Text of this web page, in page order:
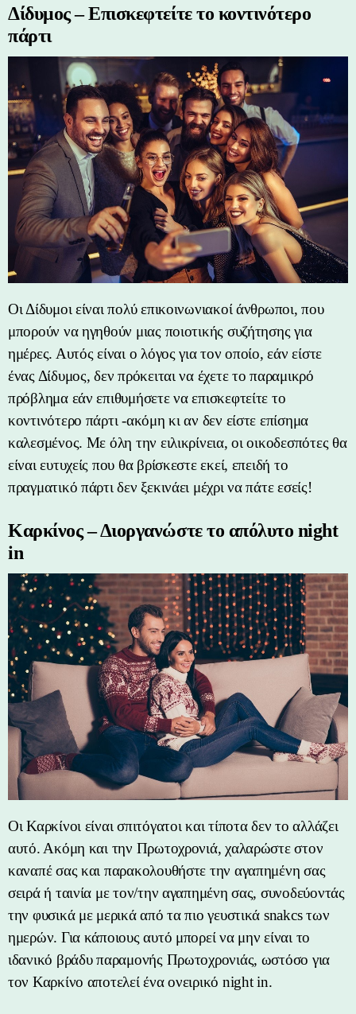
Δίδυμος – Επισκεφτείτε το κοντινότερο
πάρτι
Οι Δίδυμοι είναι πολύ επικοινωνιακοί άνθρωποι, που
μπορούν να ηγηθούν μιας ποιοτικής συζήτησης για
ημέρες. Αυτός είναι ο λόγος για τον οποίο, εάν είστε
ένας Δίδυμος, δεν πρόκειται να έχετε το παραμικρό
πρόβλημα εάν επιθυμήσετε να επισκεφτείτε το
κοντινότερο πάρτι -ακόμη κι αν δεν είστε επίσημα
καλεσμένος. Με όλη την ειλικρίνεια, οι οικοδεσπότες θα
είναι ευτυχείς που θα βρίσκεστε εκεί, επειδή το
πραγματικό πάρτι δεν ξεκινάει μέχρι να πάτε εσείς!
Καρκίνος – Διοργανώστε το απόλυτο night
in
Οι Καρκίνοι είναι σπιτόγατοι και τίποτα δεν το αλλάζει
αυτό. Ακόμη και την Πρωτοχρονιά, χαλαρώστε στον
καναπέ σας και παρακολουθήστε την αγαπημένη σας
σειρά ή ταινία με τον/την αγαπημένη σας, συνοδεύοντάς
την φυσικά με μερικά από τα πιο γευστικά snakcs των
ημερών. Για κάποιους αυτό μπορεί να μην είναι το
ιδανικό βράδυ παραμονής Πρωτοχρονιάς, ωστόσο για
τον Καρκίνο αποτελεί ένα ονειρικό night in.